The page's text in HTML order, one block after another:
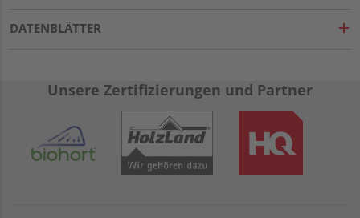
DATENBLÄTTER
Unsere Zertifizierungen und Partner